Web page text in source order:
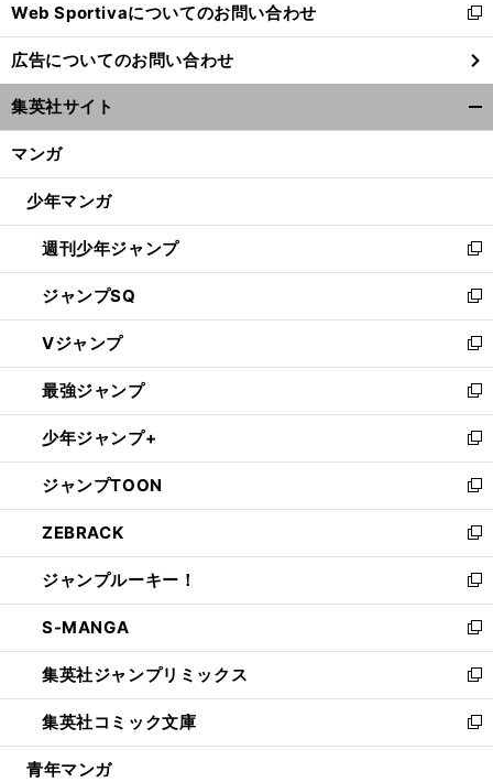
く
Web Sportivaについてのお問い合わせ
新
し
い
ウ
ィ
ン
ウ
開
く
広告についてのお問い合わせ
集英社サイト
マンガ
少年マンガ
週刊少年ジャンプ
新
し
い
ウ
ィ
ン
ド
ウ
で
開
く
ジャンプSQ
新
し
い
ウ
ィ
ン
ド
ウ
で
開
く
Vジャンプ
新
し
い
ウ
ィ
ン
ド
ウ
で
開
く
最強ジャンプ
新
し
い
ウ
ィ
ン
ド
ウ
で
開
く
少年ジャンプ+
新
し
い
ウ
ィ
ン
ド
ウ
で
開
く
ジャンプTOON
新
し
い
ウ
ィ
ン
ド
ウ
で
開
く
ZEBRACK
新
し
い
ウ
ィ
ン
ド
ウ
で
開
ジャンプルーキー！
新
し
い
ウ
ィ
ン
ド
ウ
S-MANGA
新
し
い
ウ
ィ
ン
集英社ジャンプリミックス
新
し
い
ウ
集英社コミック文庫
新
し
青年マンガ